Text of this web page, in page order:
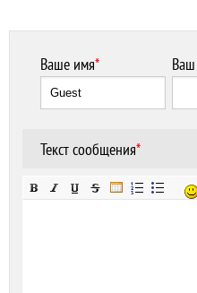
Ваше имя*
Текст сообщения*